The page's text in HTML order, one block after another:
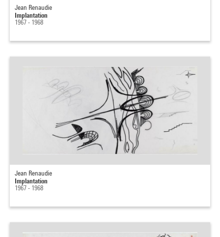
Jean Renaudie
Implantation
1967 - 1968
Jean Renaudie
Implantation
1967 - 1968